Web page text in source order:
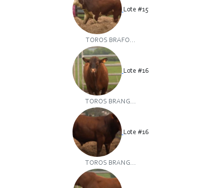
Lote #15
TOROS BRAFO...
Lote #16
TOROS BRANG...
Lote #16
TOROS BRANG...